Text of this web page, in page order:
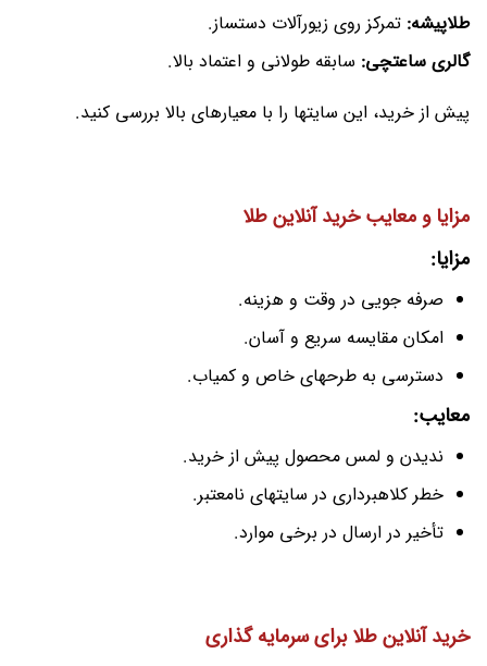
طلاپیشه: تمرکز روی زیورآلات دستساز.
گالری ساعتچی: سابقه طولانی و اعتماد بالا.
پیش از خرید، این سایتها را با معیارهای بالا بررسی کنید.
مزایا و معایب خرید آنلاین طلا
مزایا:
صرفه جویی در وقت و هزینه.
امکان مقایسه سریع و آسان.
دسترسی به طرحهای خاص و کمیاب.
معایب:
ندیدن و لمس محصول پیش از خرید.
خطر کلاهبرداری در سایتهای نامعتبر.
تأخیر در ارسال در برخی موارد.
خرید آنلاین طلا برای سرمایه گذاری